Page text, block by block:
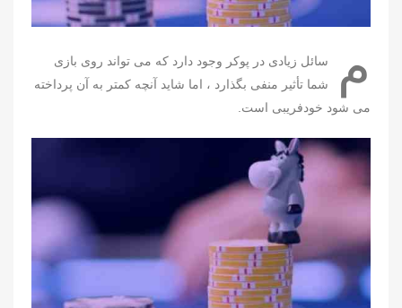
م
سائل زیادی در پوکر وجود دارد که می تواند روی بازی
شما تأثیر منفی بگذارد ، اما شاید آنچه کمتر به آن پرداخته
می شود خودفریبی است.